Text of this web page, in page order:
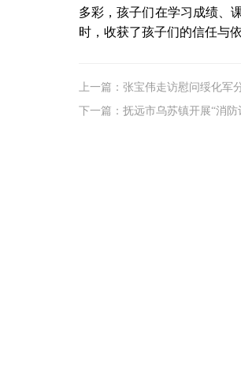
多彩，孩子们在学习成绩、
时，收获了孩子们的信任与
上一篇：张宝伟走访慰问绥化军
下一篇：抚远市乌苏镇开展“消